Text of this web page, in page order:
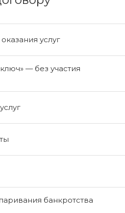
услуг
— без участия
банкротства